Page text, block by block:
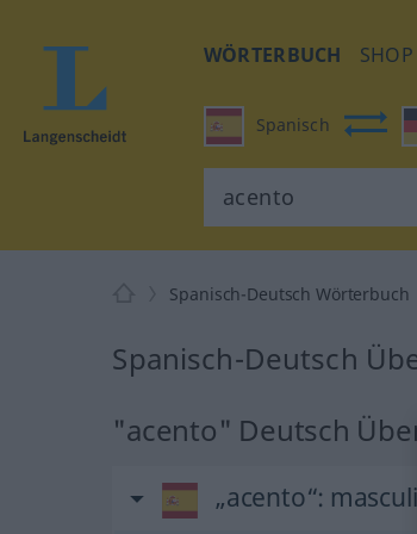
WÖRTERBUCH SHOP
Spanisch
Spanisch-Deutsch Wörterbuch
Spanisch-Deutsch
"acento" Deutsch
„acento“: